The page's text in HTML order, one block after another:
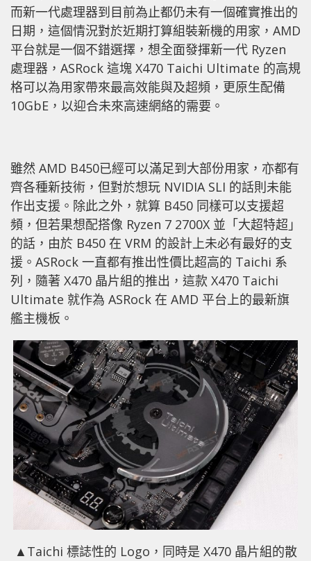
而新一代處理器到目前為止都仍未有一個確實推出的
日期，這個情況對於近期打算組裝新機的用家，AMD
平台就是一個不錯選擇，想全面發揮新一代 Ryzen
處理器，ASRock 這塊 X470 Taichi Ultimate 的高規
格可以為用家帶來最高效能與及超頻，更原生配備
10GbE，以迎合未來高速網絡的需要。
雖然 AMD B450已經可以滿足到大部份用家，亦都有
齊各種新技術，但對於想玩 NVIDIA SLI 的話則未能
作出支援。除此之外，就算 B450 同樣可以支援超
頻，但若果想配搭像 Ryzen 7 2700X 並「大超特超」
的話，由於 B450 在 VRM 的設計上未必有最好的支
援。ASRock 一直都有推出性價比超高的 Taichi 系
列，隨著 X470 晶片組的推出，這款 X470 Taichi
Ultimate 就作為 ASRock 在 AMD 平台上的最新旗
艦主機板。
▲Taichi 標誌性的 Logo，同時是 X470 晶片組的散